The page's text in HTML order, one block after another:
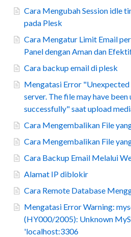
Cara Mengubah Session idle
pada Plesk
Cara Mengatur Limit Email
Panel dengan Aman dan
Cara backup email di plesk
Mengatasi Error
server. The file may have been
successfully" saat upload
Cara Mengembalikan File
Cara Mengembalikan File
Cara Backup Email Melalui
Alamat IP diblokir
Cara Remote Database
Mengatasi Error Warning:
(HY000/2005): Unknown
'localhost:3306